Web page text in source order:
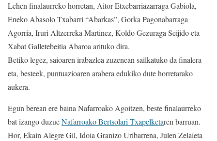
Lehen finalaurreko horretan, Aitor Etxebarriazarraga Gabiola,
Eneko Abasolo Txabarri “Abarkas”, Gorka Pagonabarraga
Agorria, Iruri Altzerreka Martinez, Koldo Gezuraga Seijido eta
Xabat Galletebeitia Abaroa arituko dira.
Betiko legez, saioaren irabazlea zuzenean sailkatuko da finalera
eta, besteek, puntuazioaren arabera edukiko dute horretarako
aukera.
Egun berean ere baina Nafarroako Agoitzen, beste finalaurreko
bat izango duzueNafarroako Bertsolari Txapelketaren barruan.
Hor, Ekain Alegre Gil, Idoia Granizo Uribarrena, Julen Zelaieta